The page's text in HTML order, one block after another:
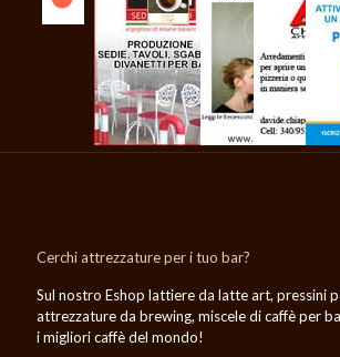
Cerchi attrezzature per i tuo bar?
Sul nostro Eshop lattiere da latte art, pressini
attrezzature da brewing, miscele di caffè per
i migliori caffè del mondo!